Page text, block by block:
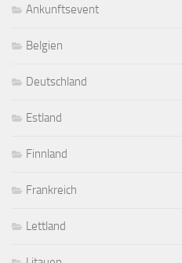
Ankunftsevent
Belgien
Deutschland
Estland
Finnland
Frankreich
Lettland